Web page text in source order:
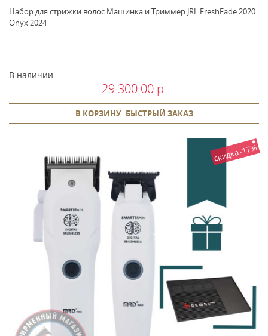
Набор для стрижки волос Машинка и Триммер JRL FreshFade 2020
Onyx 2024
В наличии
29 300.00 р.
В КОРЗИНУ БЫСТРЫЙ ЗАКАЗ
скидка -17%